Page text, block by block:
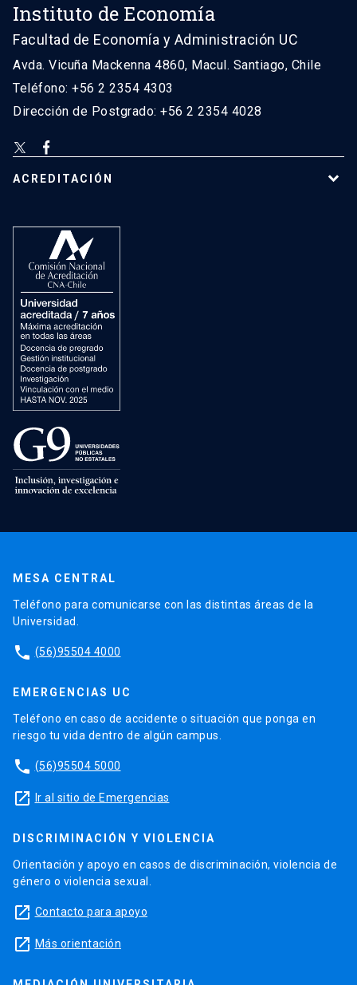
Instituto de Economía
Facultad de Economía y Administración UC
Avda. Vicuña Mackenna 4860, Macul. Santiago, Chile
Teléfono: +56 2 2354 4303
Dirección de Postgrado: +56 2 2354 4028
ACREDITACIÓN
MESA CENTRAL
Teléfono para comunicarse con las distintas áreas de la
Universidad.
phone (56)95504 4000
EMERGENCIAS UC
Teléfono en caso de accidente o situación que ponga en
riesgo tu vida dentro de algún campus.
phone (56)95504 5000
launch Ir al sitio de Emergencias
DISCRIMINACIÓN Y VIOLENCIA
Orientación y apoyo en casos de discriminación, violencia de
género o violencia sexual.
launch Contacto para apoyo
launch Más orientación